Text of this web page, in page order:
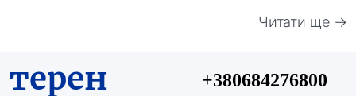
Читати ще →
терен +380684276800